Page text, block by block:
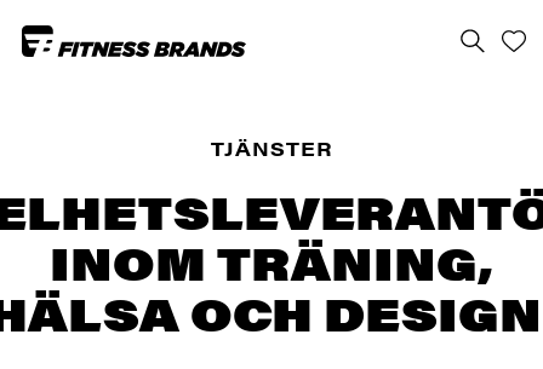
TJÄNSTER
INOM TRÄNING,
OCH